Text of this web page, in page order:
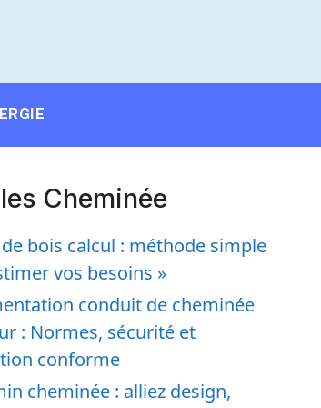
Cheminée
de bois calcul : méthode simple
vos besoins »
conduit de cheminée
: Normes, sécurité et
conforme
cheminée : alliez design,